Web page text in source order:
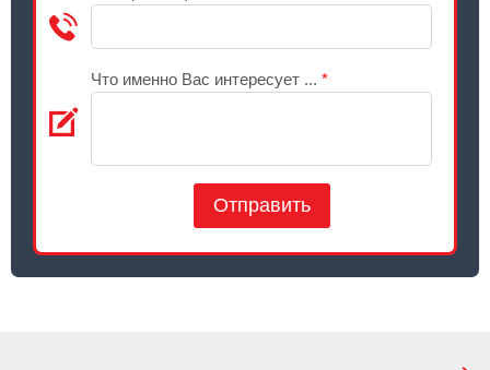
Что именно Вас интересует ... *
Отправить